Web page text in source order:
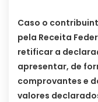
Caso o
pela Receita
retificar a
apresentar, de
comprovantes e
valores